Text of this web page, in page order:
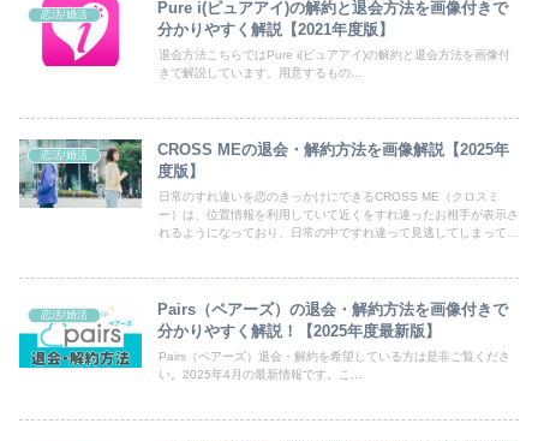
恋活/婚活
Pure i(ピュアアイ)の解約と退会方法を画像付きで
分かりやすく解説【2021年度版】
退会方法こちらではPure i(ピュアアイ)の解約と退会方法を画像付
きで解説しています。用意するもの...
恋活/婚活
CROSS MEの退会・解約方法を画像解説【2025年
度版】
日常のすれ違いを恋のきっかけにできるCROSS ME（クロスミ
ー）は、位置情報を利用していて近くをすれ違ったお相手が表示さ
れるようになっており、日常の中ですれ違って見逃してしまってい
恋活/婚活
Pairs（ペアーズ）の退会・解約方法を画像付きで
分かりやすく解説！【2025年度最新版】
Pairs（ペアーズ）退会・解約を希望している方は是非ご覧くださ
い。2025年4月の最新情報です。こ...